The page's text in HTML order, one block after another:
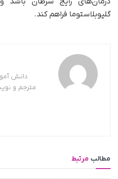
گلیوبلاستوما فراهم کند.
دانش
مترجم و
مطالب مرتبط